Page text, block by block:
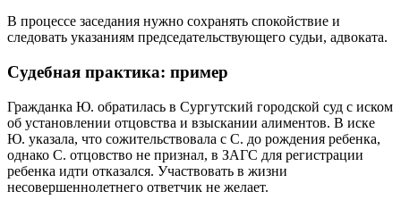
В процессе заседания нужно сохранять спокойствие и
следовать указаниям председательствующего судьи, адвоката.
Судебная практика: пример
Гражданка Ю. обратилась в Сургутский городской суд с иском
об установлении отцовства и взыскании алиментов. В иске
Ю. указала, что сожительствовала с С. до рождения ребенка,
однако С. отцовство не признал, в ЗАГС для регистрации
ребенка идти отказался. Участвовать в жизни
несовершеннолетнего ответчик не желает.